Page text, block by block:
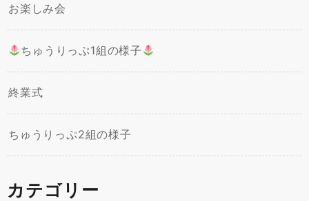
お楽しみ会
ちゅうりっぷ1組の様子
終業式
ちゅうりっぷ2組の様子
カテゴリー